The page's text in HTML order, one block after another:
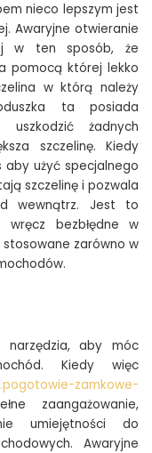
nieco lepszym jest
Awaryjne otwieranie
w ten sposób, że
pomocą której lekko
w którą należy
ta posiada
uszkodzić żadnych
szczelinę. Kiedy
użyć specjalnego
szczelinę i pozwala
wewnątrz. Jest to
wręcz bezbłędne w
stosowane zarówno w
narzędzia, aby móc
Kiedy więc
zamkowe-
zaangażowanie,
umiejętności do
Awaryjne